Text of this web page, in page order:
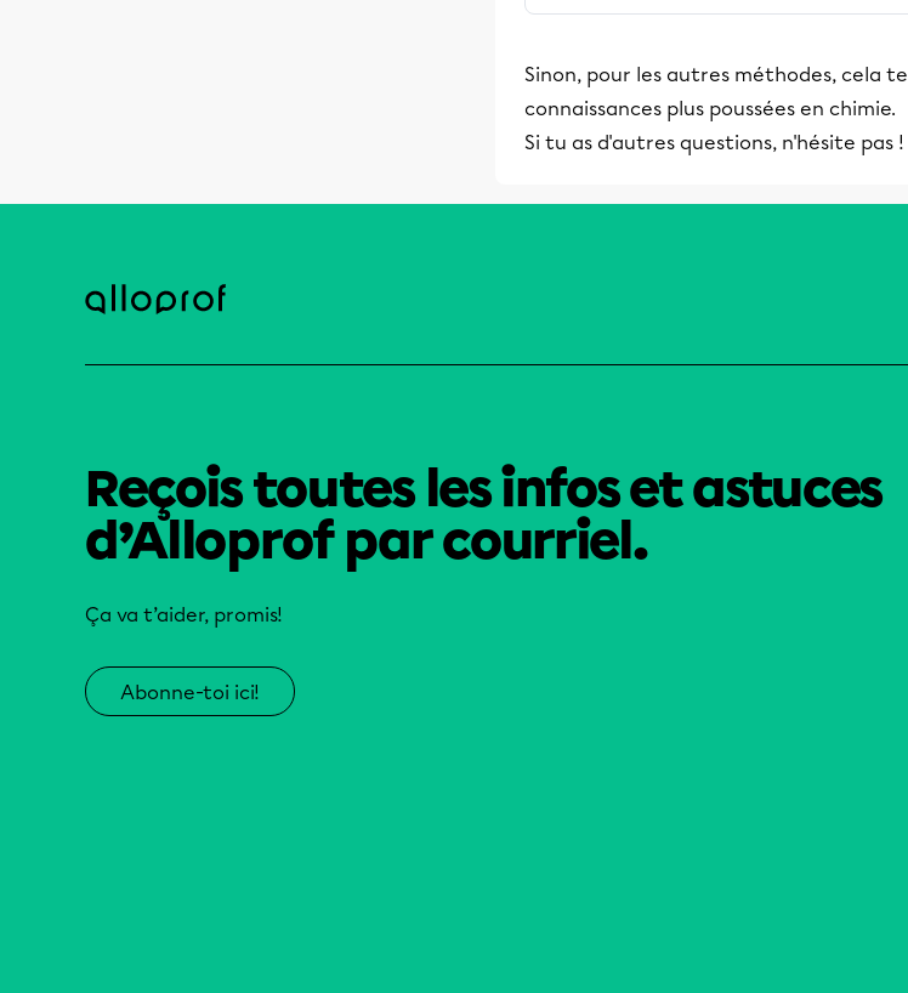
Sinon, pour les autres méthodes, cela
connaissances plus poussées en chimie.
Si tu as d'autres questions, n'hésite pas !
Reçois toutes les infos et astuces
d’Alloprof par courriel.
Ça va t’aider, promis!
Abonne-toi ici!